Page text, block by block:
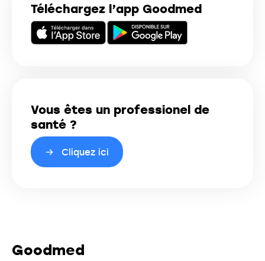
Téléchargez l’app Goodmed
Vous êtes un professionel de
santé ?
Cliquez ici
Goodmed